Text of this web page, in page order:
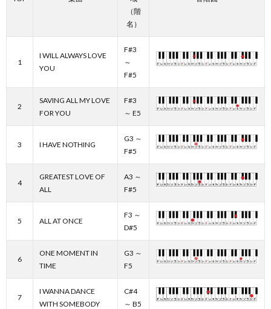
（階
名）
1
I WILL ALWAYS LOVE
YOU
F#3
～
F#5
2
SAVING ALL MY LOVE
FOR YOU
F#3
～ E5
3 I HAVE NOTHING
G3 ～
F#5
4
GREATEST LOVE OF
ALL
A3 ～
F#5
5 ALL AT ONCE
F3 ～
D#5
6
ONE MOMENT IN
TIME
G3 ～
F5
7
I WANNA DANCE
WITH SOMEBODY
C#4
～ B5